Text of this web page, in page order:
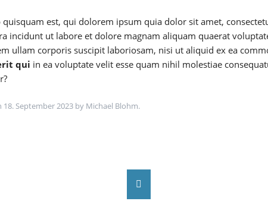
quisquam est, qui dolorem ipsum quia dolor sit amet,
incidunt ut labore et dolore magnam aliquam quaerat
ullam corporis suscipit laboriosam, nisi ut aliquid ex ea
qui in ea voluptate velit esse quam nihil molestiae
September 2023 by Michael Blohm.